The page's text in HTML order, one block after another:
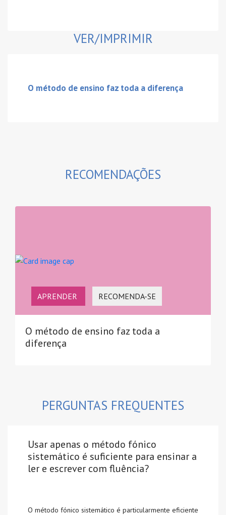
VER/IMPRIMIR
O método de ensino faz toda a diferença
RECOMENDAÇÕES
APRENDER RECOMENDA-SE
O método de ensino faz toda a
diferença
PERGUNTAS FREQUENTES
Usar apenas o método fónico
sistemático é suficiente para ensinar a
ler e escrever com fluência?
O método fónico sistemático é particularmente eficiente